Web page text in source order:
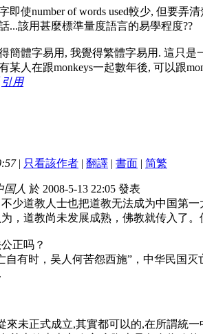
即使number of words used較少, 但要
...該用甚麼標準量度語言的易學程度??
簡體字易用, 我覺得繁體字易用. 這只是
某人在跟monkeys一起數年後, 可以跟
引用
| 只看該作者 | 翻譯 | 書面 | 简繁
国人 於 2008-5-13 22:05 發表
少道教人士也把道教无法成为中国第
，道教尚未发展成熟，佛教就传入了
正吗？
自有时，吴人何苦怨西施”，中华民国
來未正式成立,其實都可以的,在所謂統